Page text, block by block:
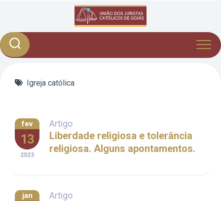
Igreja católica
fev
13
2023
Artigo
Liberdade religiosa e tolerância
religiosa. Alguns apontamentos.
jan Artigo